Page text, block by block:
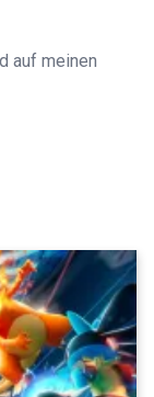
auf meinen